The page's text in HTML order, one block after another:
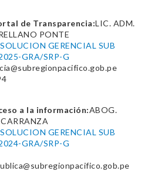
de Transparencia:LIC. ADM.
PONTE
GERENCIAL SUB
GRA/SRP-G
a la información:ABOG.
GERENCIAL SUB
GRA/SRP-G